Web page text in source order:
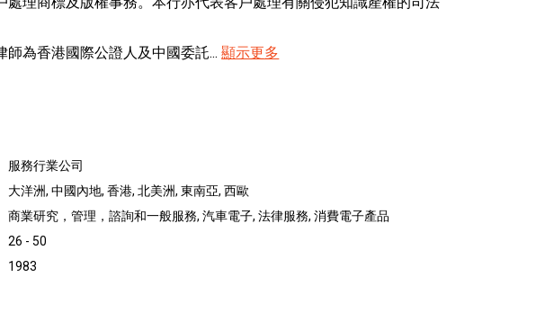
為香港國際公證人及中國委託... 顯示更多
服務行業公司
大洋洲, 中國內地, 香港, 北美洲, 東南亞, 西歐
商業研究，管理，諮詢和一般服務, 汽車電子, 法律服務, 消費電子產品
26 - 50
1983